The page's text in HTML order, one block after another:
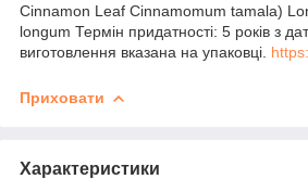
Cinnamon Leaf Cinnamomum tamala)
longum Термін придатності: 5 років з
виготовлення вказана на упаковці.
Приховати
Характеристики